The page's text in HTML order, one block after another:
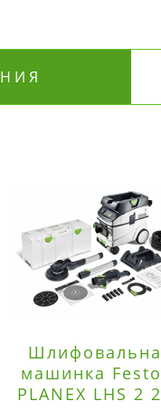
машинка
PLANEX LHS 2